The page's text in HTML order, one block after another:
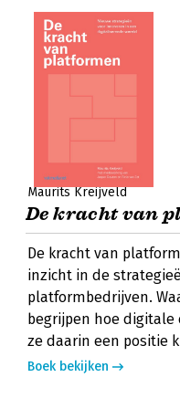
Maurits Kreijveld
De kracht van
De kracht van
inzicht in de
platformbedrijven.
begrijpen hoe digitale
ze daarin een positie
Boek bekijken